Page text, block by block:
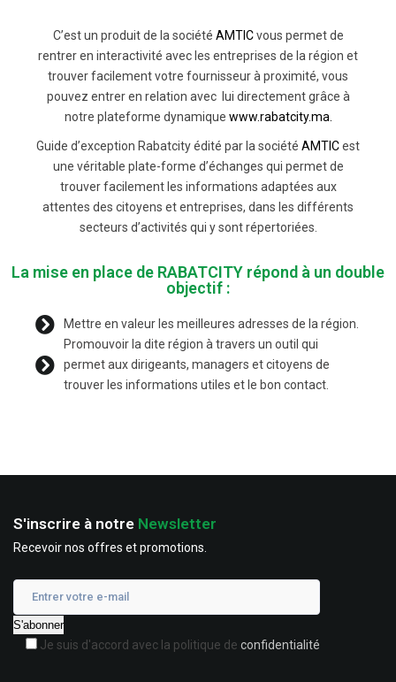
C’est un produit de la société AMTICvous permet de
rentrer en interactivité avec les entreprises de la région et
trouver facilement votre fournisseur à proximité, vous
pouvez entrer en relation avec lui directement grâce à
notre plateforme dynamique www.rabatcity.ma.
Guide d’exception Rabatcity édité par la société AMTICest
une véritable plate-forme d’échanges qui permet de
trouver facilement les informations adaptées aux
attentes des citoyens et entreprises, dans les différents
secteurs d’activités qui y sont répertoriées.
La mise en place de RABATCITY répond à un double
objectif :
Mettre en valeur les meilleures adresses de la région.
Promouvoir la dite région à travers un outil qui
permet aux dirigeants, managers et citoyens de
trouver les informations utiles et le bon contact.
S'inscrire à notre Newsletter
Recevoir nos offres et promotions.
Je suis d'accord avec la politique de confidentialité